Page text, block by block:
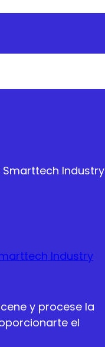
Industry
Industry
y procese la
el